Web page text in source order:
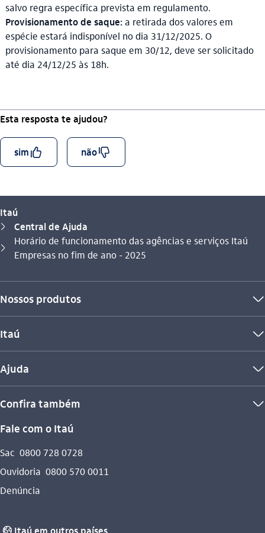
salvo regra específica prevista em regulamento.
Provisionamento de saque:a retirada dos valores em
espécie estará indisponível no dia 31/12/2025. O
provisionamento para saque em 30/12, deve ser solicitado
até dia 24/12/25 às 18h.
Esta resposta te ajudou?
simcurtir_outline nãodescurtir_outline
Itaú
seta_direita Central de Ajuda
seta_direita
Você está aqui:
Horário de funcionamento das agências e serviços Itaú
Empresas no fim de ano - 2025
Nossos produtos seta_baixo
Itaú seta_baixo
Ajuda seta_baixo
Confira também seta_baixo
Fale com o Itaú
Sac 0800 728 0728
Ouvidoria 0800 570 0011
Denúncia
globo_outline Itaú em outros países